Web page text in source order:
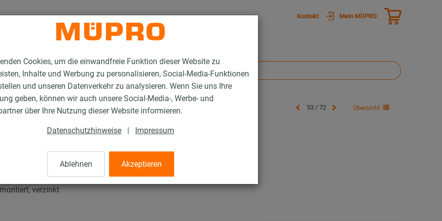
Cookies, um die einwandfreie Funktion dieser Website zu
Inhalte und Werbung zu personalisieren, Social-Media-Funktionen
und unseren Datenverkehr zu analysieren. Wenn Sie uns Ihre
geben, können wir auch unsere Social-Media-, Werbe- und
über Ihre Nutzung dieser Website informieren.
Datenschutzhinweise | Impressum
Ablehnen Akzeptieren
Kontakt Mein MÜPRO
für die Lüftungsbefestigung
53 / 72 Übersicht
90° vormontiert
verzinkt